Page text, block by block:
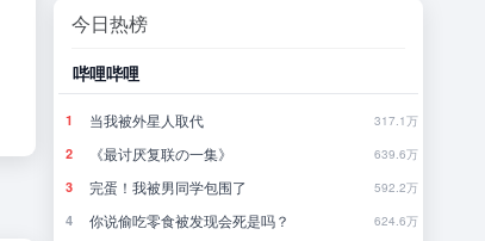
今日热榜
780.9万
哔哩哔哩
1 当我被外星人取代 317.1万
2 《最讨厌复联の一集》 639.6万
3 完蛋！我被男同学包围了 592.2万
4 你说偷吃零食被发现会死是吗？ 624.6万